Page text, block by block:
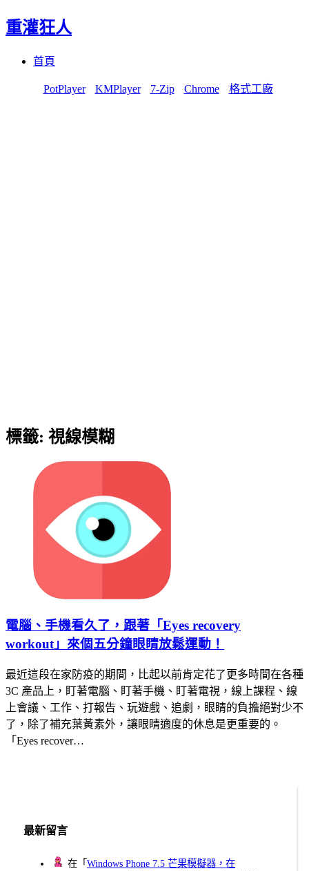
重灌狂人
首頁
PotPlayer KMPlayer 7-Zip Chrome 格式工廠
標籤: 視線模糊
電腦、手機看久了，跟著「Eyes recovery
workout」來個五分鐘眼睛放鬆運動！
最近這段在家防疫的期間，比起以前肯定花了更多時間在各種
3C 產品上，盯著電腦、盯著手機、盯著電視，線上課程、線
上會議、工作、打報告、玩遊戲、追劇，眼睛的負擔絕對少不
了，除了補充葉黃素外，讓眼睛適度的休息是更重要的。
「Eyes recover…
最新留言
在「Windows Phone 7.5 芒果模擬器，在